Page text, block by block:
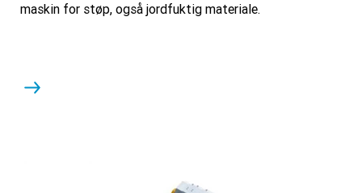
maskin for støp, også jordfuktig materiale.